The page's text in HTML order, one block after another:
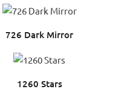
726 Dark Mirror
1260 Stars